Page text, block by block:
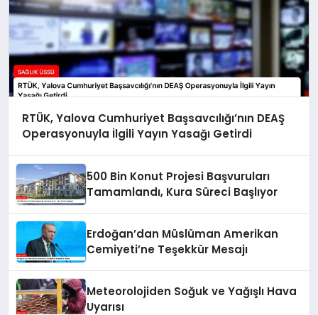
RTÜK, Yalova Cumhuriyet Başsavcılığı’nın DEAŞ
Operasyonuyla İlgili Yayın Yasağı Getirdi
500 Bin Konut Projesi Başvuruları
Tamamlandı, Kura Süreci Başlıyor
Erdoğan’dan Müslüman Amerikan
Cemiyeti’ne Teşekkür Mesajı
Meteorolojiden Soğuk ve Yağışlı Hava
Uyarısı